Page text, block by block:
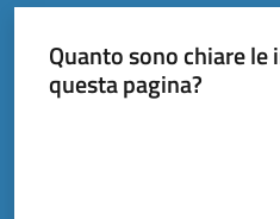
Quanto sono chiare
questa pagina?